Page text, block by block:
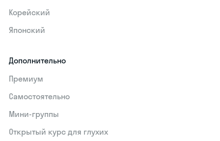
Корейский
Японский
Дополнительно
Премиум
Самостоятельно
Мини-группы
Открытый курс для глухих